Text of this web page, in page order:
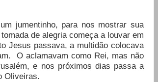
jumentinho, para nos mostrar sua
de alegria começa a louvar em
Jesus passava, a multidão colocava
O aclamavam como Rei, mas não
e nos próximos dias passa a
Oliveiras.